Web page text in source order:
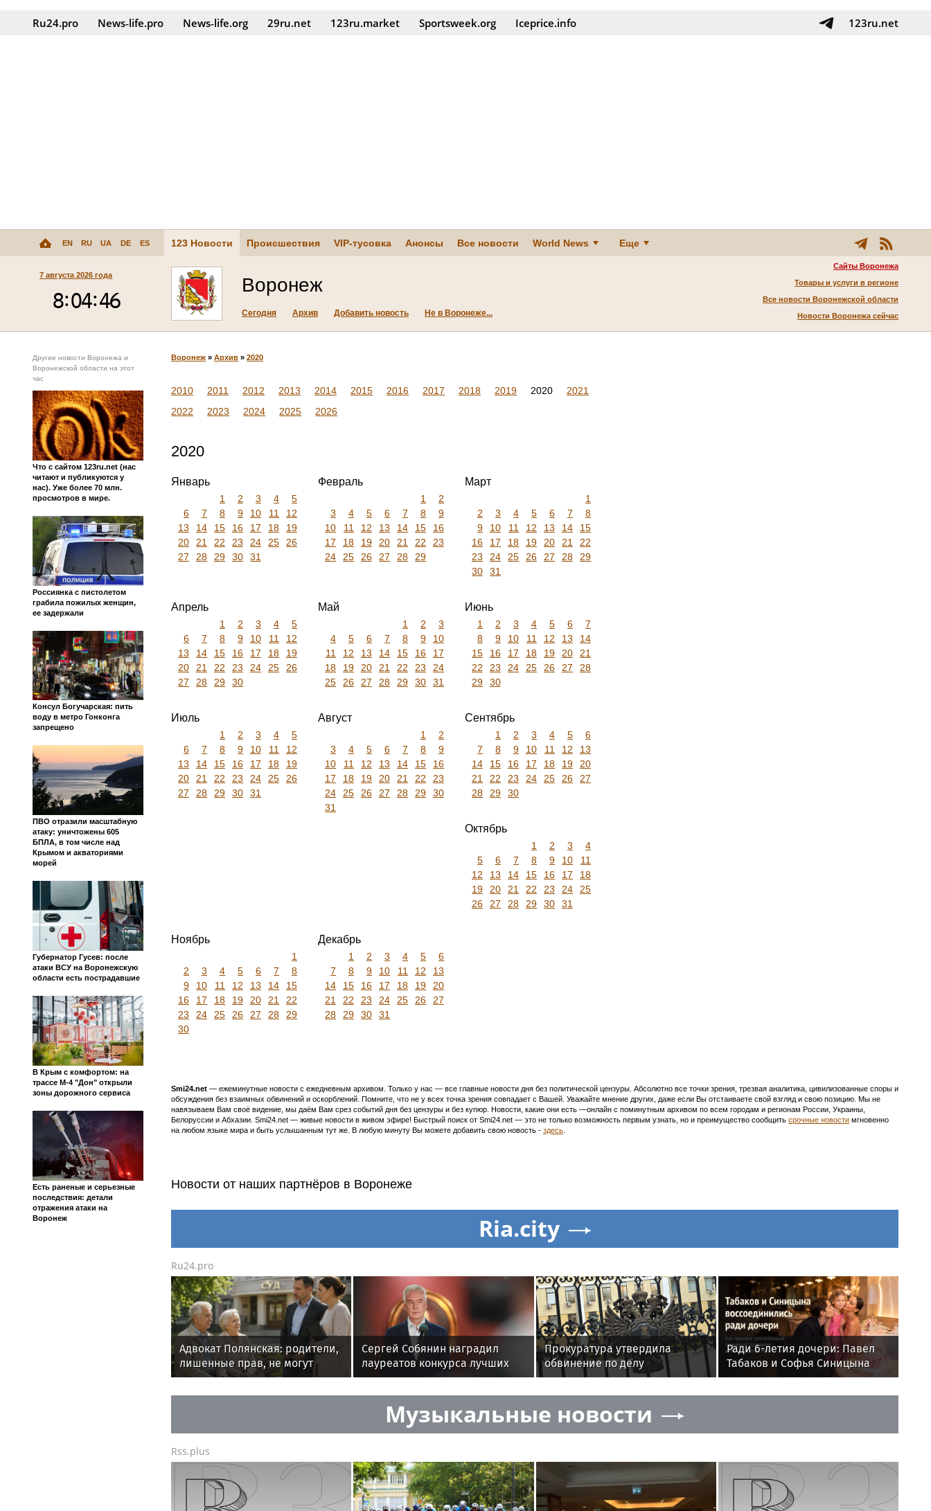
Ru24.pro News‑life.pro News‑life.org 29ru.net 123ru.market Sportsweek.org Iceprice.info 123ru.net
EN RU UA DE ES 123 Новости Происшествия VIP-тусовка Анонсы Все новости World News Еще
7 августа 2026 года
Сайты Воронежа
Товары и услуги в регионе
Все новости Воронежской области
Новости Воронежа сейчас
Воронеж
Сегодня Архив Добавить новость Не в Воронеже...
Другие новости Воронежа и
Воронежской области на этот
час
Что с сайтом 123ru.net (нас
читают и публикуются у
нас). Уже более 70 млн.
просмотров в мире.
Россиянка с пистолетом
грабила пожилых женщин,
ее задержали
Консул Богучарская: пить
воду в метро Гонконга
запрещено
ПВО отразили масштабную
атаку: уничтожены 605
БПЛА, в том числе над
Крымом и акваториями
морей
Губернатор Гусев: после
атаки ВСУ на Воронежскую
области есть пострадавшие
В Крым с комфортом: на
трассе М-4 "Дон" открыли
зоны дорожного сервиса
Есть раненые и серьезные
последствия: детали
отражения атаки на
Воронеж
Воронеж » Архив » 2020
2010 2011 2012 2013 2014 2015 2016 2017 2018 2019 2020
2021
2022
2023 2024 2025 2026
2020
Январь
1 2 3 4
5
6
7 8 9 10 11
12
13
14 15 16 17 18
19
20
21 22 23 24 25
26
27
28 29 30 31
Февраль
1
2
3
4 5 6 7 8
9
10
11 12 13 14 15
16
17
18 19 20 21 22
23
24
25 26 27 28 29
Март
1
2
3 4 5 6 7
8
9
10 11 12 13 14
15
16
17 18 19 20 21
22
23
24 25 26 27 28
29
30
31
Апрель
1 2 3 4
5
6
7 8 9 10 11
12
13
14 15 16 17 18
19
20
21 22 23 24 25
26
27
28 29 30
Май
1 2
3
4
5 6 7 8 9
10
11
12 13 14 15 16
17
18
19 20 21 22 23
24
25
26 27 28 29 30 31
Июнь
1 2 3 4 5 6
7
8
9 10 11 12 13
14
15
16 17 18 19 20
21
22
23 24 25 26 27
28
29
30
Июль
1 2 3 4
5
6
7 8 9 10 11
12
13
14 15 16 17 18
19
20
21 22 23 24 25
26
27
28 29 30 31
Август
1
2
3
4 5 6 7 8
9
10
11 12 13 14 15
16
17
18 19 20 21 22
23
24
25 26 27 28 29
30
31
Сентябрь
1 2 3 4 5
6
7
8 9 10 11 12
13
14
15 16 17 18 19
20
21
22 23 24 25 26
27
28
29 30
Октябрь
1 2 3
4
5
6 7 8 9 10
11
12
13 14 15 16 17
18
19
20 21 22 23 24
25
26
27 28 29 30 31
Ноябрь
1
2
3 4 5 6 7
8
9
10 11 12 13 14
15
16
17 18 19 20 21
22
23
24 25 26 27 28
29
30
Декабрь
1 2 3 4 5
6
7
8 9 10 11 12
13
14
15 16 17 18 19
20
21
22 23 24 25 26
27
28
29 30 31
Smi24.net — ежеминутные новости с ежедневным архивом. Только у нас — все главные новости дня без политической цензуры. Абсолютно все точки зрения, трезвая аналитика, цивилизованные споры и
обсуждения без взаимных обвинений и оскорблений. Помните, что не у всех точка зрения совпадает с Вашей. Уважайте мнение других, даже если Вы отстаиваете свой взгляд и свою позицию. Мы не
навязываем Вам своё видение, мы даём Вам срез событий дня без цензуры и без купюр. Новости, какие они есть —онлайн с поминутным архивом по всем городам и регионам России, Украины,
Белоруссии и Абхазии. Smi24.net — живые новости в живом эфире! Быстрый поиск от Smi24.net — это не только возможность первым узнать, но и преимущество сообщить срочные новости мгновенно
на любом языке мира и быть услышанным тут же. В любую минуту Вы можете добавить свою новость - здесь
Новости от наших партнёров в Воронеже
Ria.city
Ru24.pro
Адвокат Полянская: родители,
лишенные прав, не могут
требовать алименты с детей
Сергей Собянин наградил
лауреатов конкурса лучших
строительных проектов
Прокуратура утвердила
обвинение по делу
автоподставщиков, напавших
Ради 6-летия дочери: Павел
Табаков и Софья Синицына
воссоединились на семейном
Музыкальные новости
Rss.plus